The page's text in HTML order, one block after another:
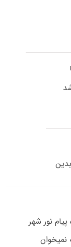
نور شهر
نمیخوان